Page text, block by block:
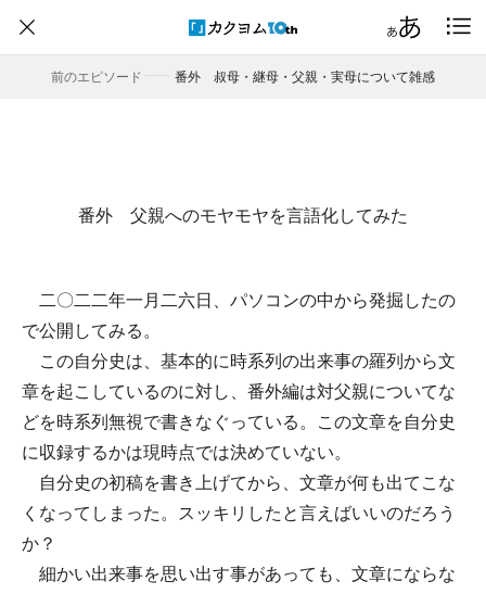
前のエピソード
―― 番外 叔母・継母・父親・実母について雑感
番外 父親へのモヤモヤを言語化してみた
二〇二二年一月二六日、パソコンの中から発掘したの
で公開してみる。
この自分史は、基本的に時系列の出来事の羅列から文
章を起こしているのに対し、番外編は対父親についてな
どを時系列無視で書きなぐっている。この文章を自分史
に収録するかは現時点では決めていない。
自分史の初稿を書き上げてから、文章が何も出てこな
くなってしまった。スッキリしたと言えばいいのだろう
か？
細かい出来事を思い出す事があっても、文章にならな